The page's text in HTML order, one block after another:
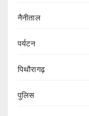
नैनीताल
पर्यटन
पिथौरागढ़
पुलिस